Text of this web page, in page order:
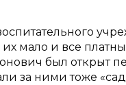
мало и все
был открыт
за ними тоже